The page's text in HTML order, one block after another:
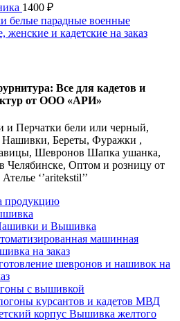
1400 ₽
белые парадные военные
женские и кадетские на заказ
Все для кадетов и
от ООО «АРИ»
и Перчатки бели или черный,
Нашивки, Береты, Фуражки ,
Шевронов Шапка ушанка,
Челябинске, Оптом и розницу от
‘’aritekstil’’
продукцию
и Вышивка
машинная
на заказ
шевронов и нашивок на
с вышивкой
курсантов и кадетов МВД
корпус Вышивка желтого